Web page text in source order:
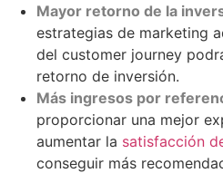
Mayor retorno de la
estrategias de marketing
del customer journey
retorno de inversión.
Más ingresos por
proporcionar una mejor
aumentar la satisfacción
conseguir más